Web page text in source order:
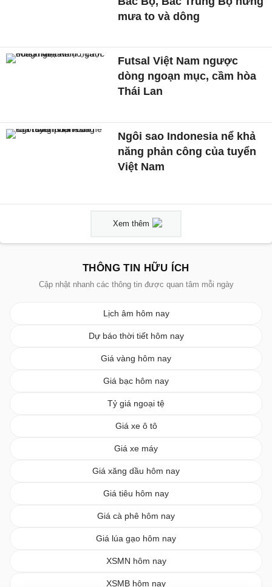
mưa to và dông
Futsal Việt Nam ngược
dòng ngoạn mục, cầm hòa
Thái Lan
Ngôi sao Indonesia nể khả
năng phản công của tuyển
Việt Nam
Xem thêm
THÔNG TIN HỮU ÍCH
Cập nhật nhanh các thông tin được quan tâm mỗi ngày
Lịch âm hôm nay
Dự báo thời tiết hôm nay
Giá vàng hôm nay
Giá bạc hôm nay
Tỷ giá ngoại tệ
Giá xe ô tô
Giá xe máy
Giá xăng dầu hôm nay
Giá tiêu hôm nay
Giá cà phê hôm nay
Giá lúa gạo hôm nay
XSMN hôm nay
XSMB hôm nay